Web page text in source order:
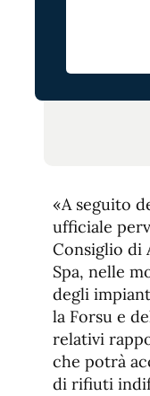
«A seguito
ufficiale
Consiglio di
Spa, nelle
degli
la Forsu e
relativi
che potrà
di rifiuti